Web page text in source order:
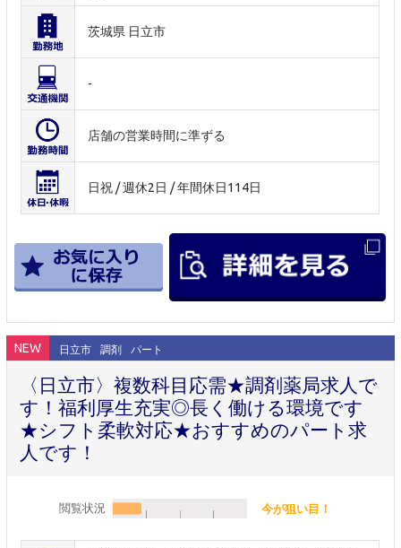
茨城県 日立市
-
店舗の営業時間に準ずる
日祝 / 週休2日 / 年間休日114日
NEW 日立市 調剤 パート
〈日立市〉複数科目応需★調剤薬局求人で
す！福利厚生充実◎長く働ける環境です
★シフト柔軟対応★おすすめのパート求
人です！
閲覧状況 今が狙い目！